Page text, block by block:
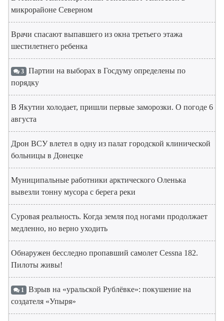
микрорайоне Северном
Врачи спасают выпавшего из окна третьего этажа
шестилетнего ребенка
3 Партии на выборах в Госдуму определены по
порядку
В Якутии холодает, пришли первые заморозки. О погоде 6
августа
Дрон ВСУ влетел в одну из палат городской клинической
больницы в Донецке
Муниципальные работники арктического Оленька
вывезли тонну мусора с берега реки
Суровая реальность. Когда земля под ногами продолжает
медленно, но верно уходить
Обнаружен бесследно пропавший самолет Cessna 182.
Пилоты живы!
1 Взрыв на «уральской Рублёвке»: покушение на
создателя «Упыря»